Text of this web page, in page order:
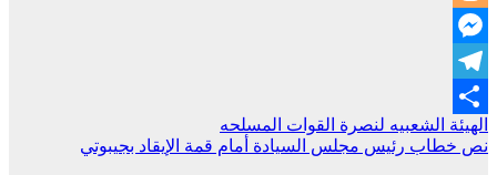
Blogger
Messenger
Telegram
Share
تصفّح
المقالات
الهيئة الشعبيه لنصرة القوات المسلحه
نص خطاب رئيس مجلس السيادة أمام قمة الإيقاد بجيبوتي